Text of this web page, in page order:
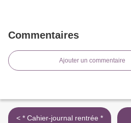
Commentaires
Ajouter un commentaire
< * Cahier-journal rentrée *